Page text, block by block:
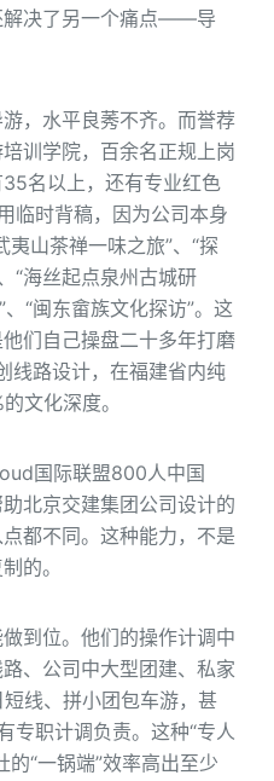
解决了另一个痛点——导
，水平良莠不齐。而誉荐
训学院，百余名正规上岗
名以上，还有专业红色
临时背稿，因为公司本身
山茶禅一味之旅”、“探
“海丝起点泉州古城研
“闽东畲族文化探访”。这
们自己操盘二十多年打磨
线路设计，在福建省内纯
文化深度。
国际联盟800人中国
北京交建集团公司设计的
都不同。这种能力，不是
的。
到位。他们的操作计调中
、公司中大型团建、私家
线、拼小团包车游，甚
专职计调负责。这种“专人
“一锅端”效率高出至少